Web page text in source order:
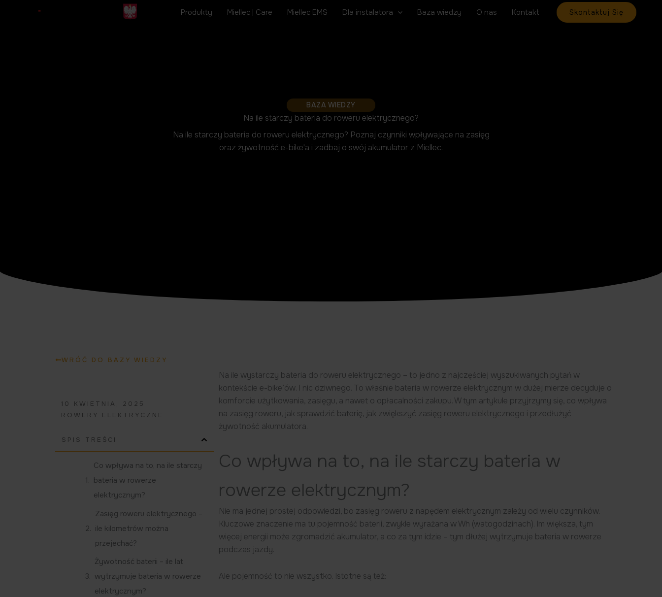
Produkty Miellec | Care Miellec EMS Dla instalatora Baza wiedzy O nas Kontakt Skontaktuj Się
BAZA WIEDZY
Na ile starczy bateria do roweru elektrycznego?
Na ile starczy bateria do roweru elektrycznego? Poznaj czynniki wpływające na zasięg
oraz żywotność e-bike'a i zadbaj o swój akumulator z Miellec.
WRÓĆ DO BAZY WIEDZY
10 KWIETNIA, 2025
ROWERY ELEKTRYCZNE
SPIS TREŚCI
Co wpływa na to, na ile starczy
bateria w rowerze
elektrycznym?
Zasięg roweru elektrycznego –
ile kilometrów można
przejechać?
Żywotność baterii – ile lat
wytrzymuje bateria w rowerze
elektrycznym?
Na ile wystarczy bateria do roweru elektrycznego – to jedno z najczęściej wyszukiwanych pytań w
kontekście e-bike’ów. I nic dziwnego. To właśnie bateria w rowerze elektrycznym w dużej mierze decyduje o
komforcie użytkowania, zasięgu, a nawet o opłacalności zakupu. W tym artykule przyjrzymy się, co wpływa
na zasięg roweru, jak sprawdzić baterię, jak zwiększyć zasięg roweru elektrycznego i przedłużyć
żywotność akumulatora.
Co wpływa na to, na ile starczy bateria w
rowerze elektrycznym?
Nie ma jednej prostej odpowiedzi, bo zasięg roweru z napędem elektrycznym zależy od wielu czynników.
Kluczowe znaczenie ma tu pojemność baterii, zwykle wyrażana w Wh (watogodzinach). Im większa, tym
więcej energii może zgromadzić akumulator, a co za tym idzie – tym dłużej wytrzymuje bateria w rowerze
podczas jazdy.
Ale pojemność to nie wszystko. Istotne są też: